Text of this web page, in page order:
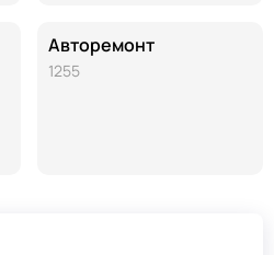
Авторемонт
1255